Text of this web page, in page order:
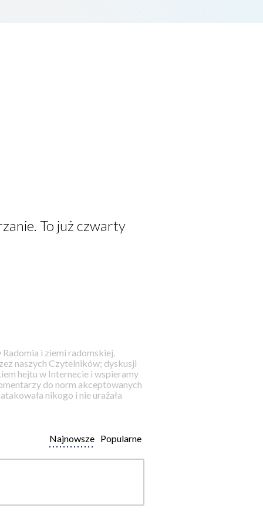
To już czwarty
i ziemi radomskiej.
naszych Czytelników; dyskusji
hejtu w Internecie i wspieramy
do norm akceptowanych
nikogo i nie urażała
Popularne
Najnowsze